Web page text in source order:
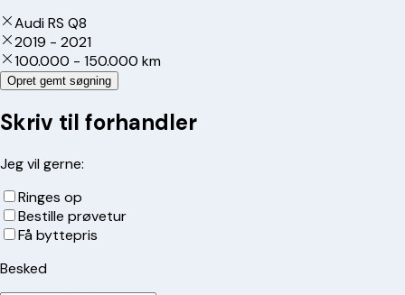
Audi RS Q8
2019 - 2021
100.000 - 150.000 km
Opret gemt søgning
Skriv til forhandler
Jeg vil gerne:
Ringes op
Bestille prøvetur
Få byttepris
Besked